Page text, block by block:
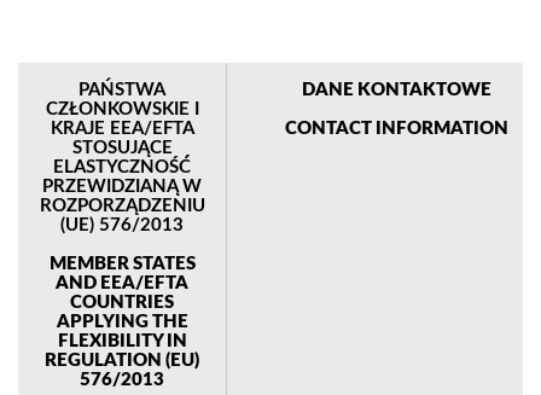
PAŃSTWA
CZŁONKOWSKIE I
KRAJE EEA/EFTA
STOSUJĄCE
ELASTYCZNOŚĆ
PRZEWIDZIANĄ W
ROZPORZĄDZENIU
(UE) 576/2013
MEMBER STATES
AND EEA/EFTA
COUNTRIES
APPLYING THE
FLEXIBILITY IN
REGULATION (EU)
576/2013
DANE KONTAKTOWE
CONTACT INFORMATION